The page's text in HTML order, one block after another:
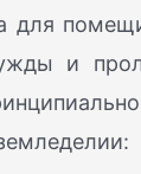
для
и